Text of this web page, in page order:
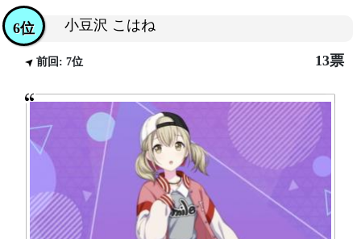
小豆沢 こはね
6位
前回: 7位 13票